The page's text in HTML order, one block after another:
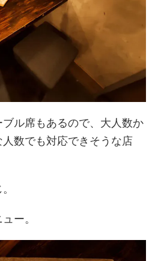
ル席もあるので、大人数か
数でも対応できそうな店
ー。